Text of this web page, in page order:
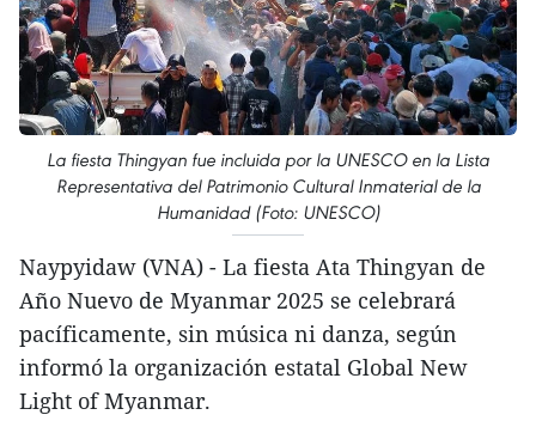
La fiesta Thingyan fue incluida por la UNESCO en la Lista
Representativa del Patrimonio Cultural Inmaterial de la
Humanidad (Foto: UNESCO)
Naypyidaw (VNA) - La fiesta Ata Thingyan de
Año Nuevo de Myanmar 2025 se celebrará
pacíficamente, sin música ni danza, según
informó la organización estatal Global New
Light of Myanmar.